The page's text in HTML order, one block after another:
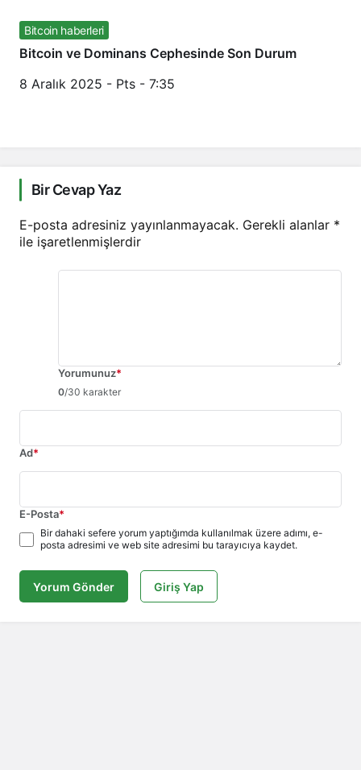
Bitcoin haberleri
Bitcoin ve Dominans Cephesinde Son Durum
8 Aralık 2025 - Pts - 7:35
Bir Cevap Yaz
E-posta adresiniz yayınlanmayacak. Gerekli alanlar *
ile işaretlenmişlerdir
Yorumunuz*
0/30 karakter
Ad*
E-Posta*
Bir dahaki sefere yorum yaptığımda kullanılmak üzere adımı, e-
posta adresimi ve web site adresimi bu tarayıcıya kaydet.
Yorum Gönder Giriş Yap